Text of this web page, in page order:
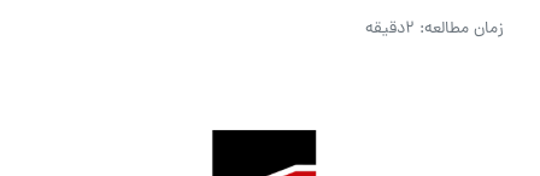
زمان مطالعه: 2دقیقه